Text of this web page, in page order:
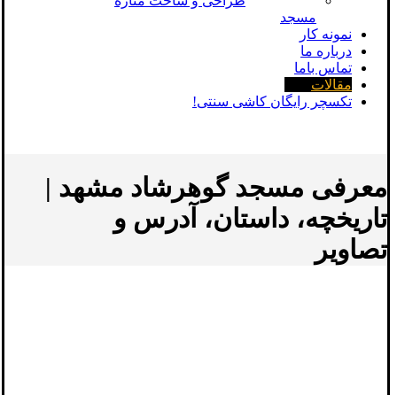
مسجد
نمونه کار
درباره ما
تماس باما
مقالات
تکسچر رایگان کاشی سنتی!
معرفی مسجد گوهرشاد مشهد |
تاریخچه، داستان، آدرس و
تصاویر